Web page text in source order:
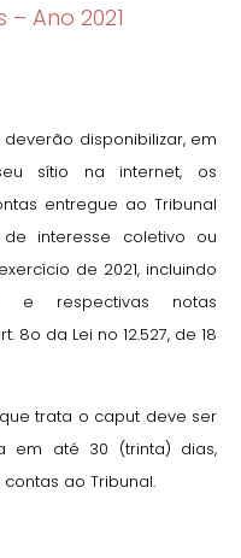
Ano 2021
deverão disponibilizar, em
sítio na internet, os
entregue ao Tribunal
interesse coletivo ou
de 2021, incluindo
e respectivas notas
8o da Lei no 12.527, de 18
trata o caput deve ser
em até 30 (trinta) dias,
ao Tribunal.